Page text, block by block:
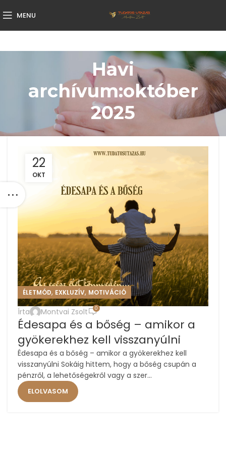
MENU
Havi
archívum:október
2025
22
OKT
ÉLETMÓD, EXKLUZÍV, MOTIVÁCIÓ
Írta Montvai Zsolt 0
Édesapa és a bőség – amikor a
gyökerekhez kell visszanyúlni
Édesapa és a bőség – amikor a gyökerekhez kell
visszanyúlni Sokáig hittem, hogy a bőség csupán a
pénzről, a lehetőségekről vagy a szer...
ELOLVASOM